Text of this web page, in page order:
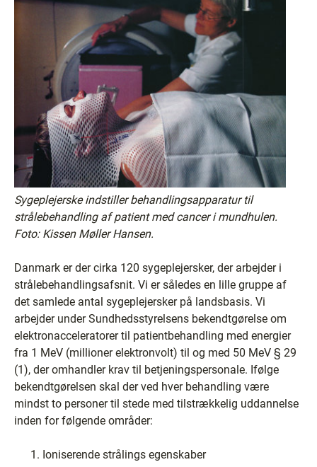
Sygeplejerske indstiller behandlingsapparatur til
strålebehandling af patient med cancer i mundhulen.
Foto: Kissen Møller Hansen.
Danmark er der cirka 120 sygeplejersker, der arbejder i
strålebehandlingsafsnit. Vi er således en lille gruppe af
det samlede antal sygeplejersker på landsbasis. Vi
arbejder under Sundhedsstyrelsens bekendtgørelse om
elektronacceleratorer til patientbehandling med energier
fra 1 MeV (millioner elektronvolt) til og med 50 MeV § 29
(1), der omhandler krav til betjeningspersonale. Ifølge
bekendtgørelsen skal der ved hver behandling være
mindst to personer til stede med tilstrækkelig uddannelse
inden for følgende områder:
Ioniserende strålings egenskaber